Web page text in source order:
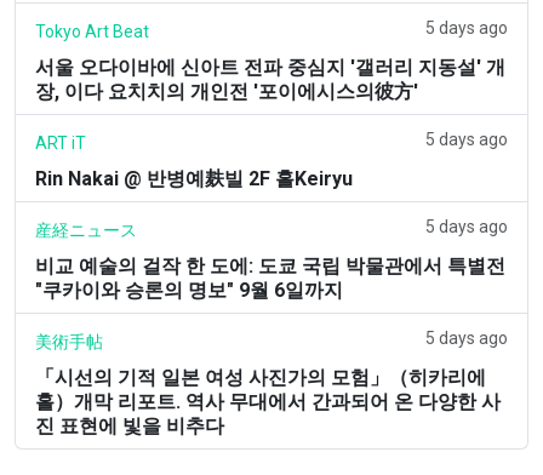
Tokyo Art Beat 5 days ago
서울 오다이바에 신아트 전파 중심지 '갤러리 지동설' 개
장, 이다 요치치의 개인전 '포이에시스의彼方'
ART iT 5 days ago
Rin Nakai @ 반병예麸빌 2F 홀Keiryu
産経ニュース 5 days ago
비교 예술의 걸작 한 도에: 도쿄 국립 박물관에서 특별전
"쿠카이와 승론의 명보" 9월 6일까지
美術手帖 5 days ago
「시선의 기적 일본 여성 사진가의 모험」（히카리에
홀）개막 리포트. 역사 무대에서 간과되어 온 다양한 사
진 표현에 빛을 비추다